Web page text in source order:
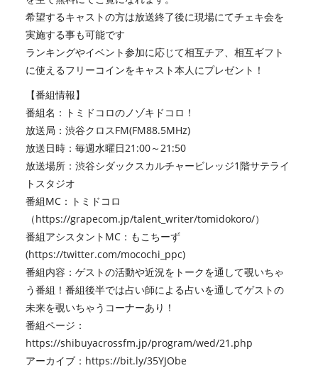
希望するキャストの方は放送終了後に現場にてチェキ会を
実施する事も可能です
ランキングやイベント参加に応じて相互チア、相互ギフト
に使えるフリーコインをキャスト本人にプレゼント！
【番組情報】
番組名：トミドコロのノゾキドコロ！
放送局：渋谷クロスFM(FM88.5MHz)
放送日時：毎週水曜日21:00～21:50
放送場所：渋谷シダックスカルチャービレッジ1階サテライ
トスタジオ
番組MC：トミドコロ
（https://grapecom.jp/talent_writer/tomidokoro/）
番組アシスタントMC：もこちーず
(https://twitter.com/mocochi_ppc)
番組内容：ゲストの活動や近況をトークを通して覗いちゃ
う番組！番組後半では占い師による占いを通してゲストの
未来を覗いちゃうコーナーあり！
番組ページ：
https://shibuyacrossfm.jp/program/wed/21.php
アーカイブ： https://bit.ly/35YJObe